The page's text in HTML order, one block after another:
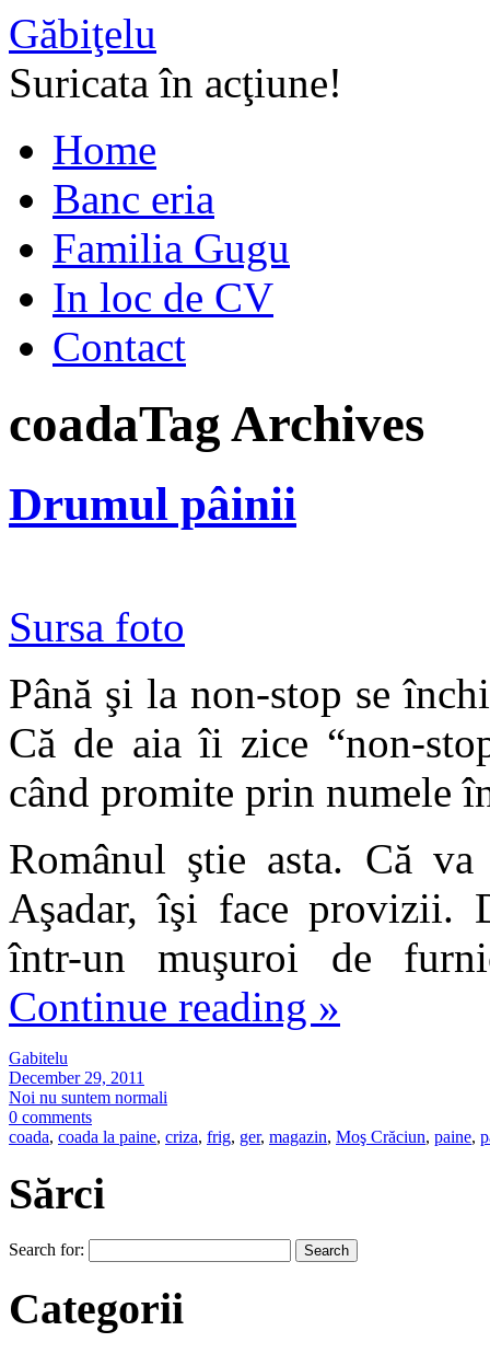
Găbiţelu
Suricata în acţiune!
Home
Banc eria
Familia Gugu
In loc de CV
Contact
coadaTag Archives
Drumul pâinii
Sursa foto
Până şi la non-stop se
Că de aia îi zice “non-
când promite prin numele
Românul ştie asta. Că
Aşadar, îşi face provizii.
într-un muşuroi de
Continue reading »
Gabitelu
December 29, 2011
Noi nu suntem normali
0 comments
coada, coada la paine, criza, frig, ger, magazin, Moş Crăciun, paine,
Sărci
Search for:
Categorii